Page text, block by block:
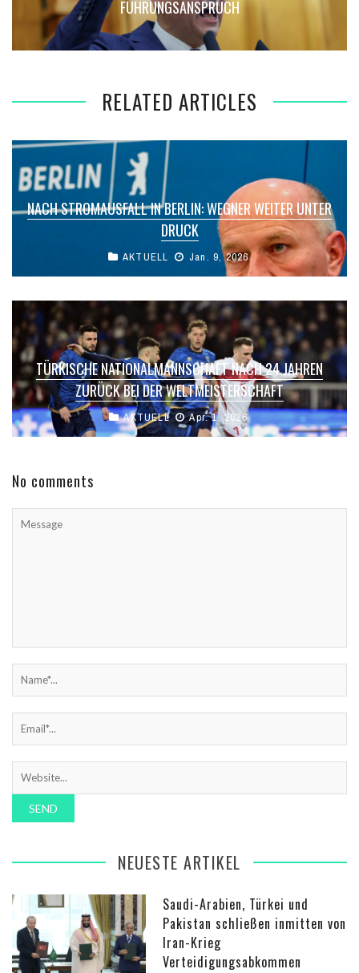
FÜHRUNGSANSPRUCH
RELATED ARTICLES
NACH STROMAUSFALL IN BERLIN: WEGNER WEITER UNTER
DRUCK
AKTUELL Jan. 9, 2026
TÜRKISCHE NATIONALMANNSCHAFT NACH 24 JAHREN
ZURÜCK BEI DER WELTMEISTERSCHAFT
AKTUELL Apr. 1, 2026
No comments
NEUESTE ARTIKEL
Saudi-Arabien, Türkei und
Pakistan schließen inmitten von
Iran-Krieg
Verteidigungsabkommen